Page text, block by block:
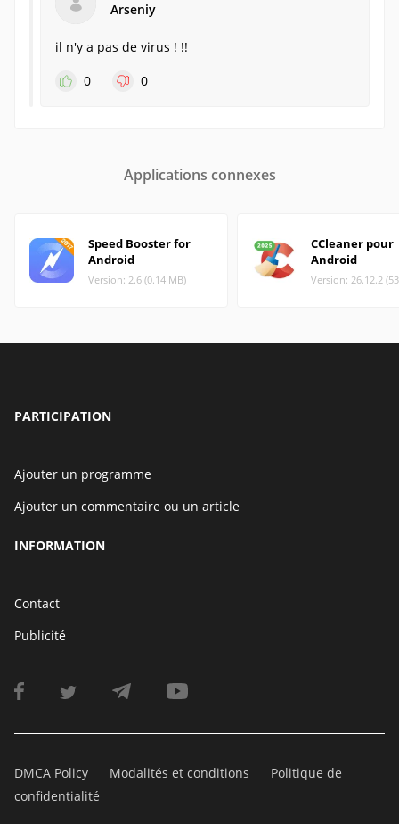
Arseniy
il n'y a pas de virus ! !!
0
0
Applications connexes
Speed Booster for
Android
Version: 2.6 (0.14 MB)
CCleaner pour
Android
Version: 26.12.2
PARTICIPATION
Ajouter un programme
Ajouter un commentaire ou un article
INFORMATION
Contact
Publicité
DMCA Policy Modalités et conditions
Politique de
confidentialité